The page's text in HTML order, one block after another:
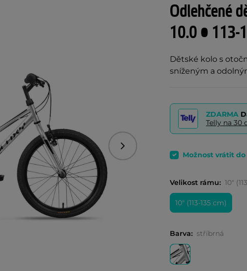
Odlehčené
10.0 • 113-
Dětské kolo s
sníženým a
Následující
ZDARMA
Telly na 30
Možnost vrátit
Velikost rámu: 10"
10" (113-135 cm)
Barva: stříbrná